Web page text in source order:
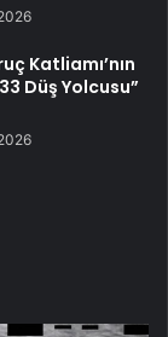
Katliamı’nın
Düş Yolcusu”